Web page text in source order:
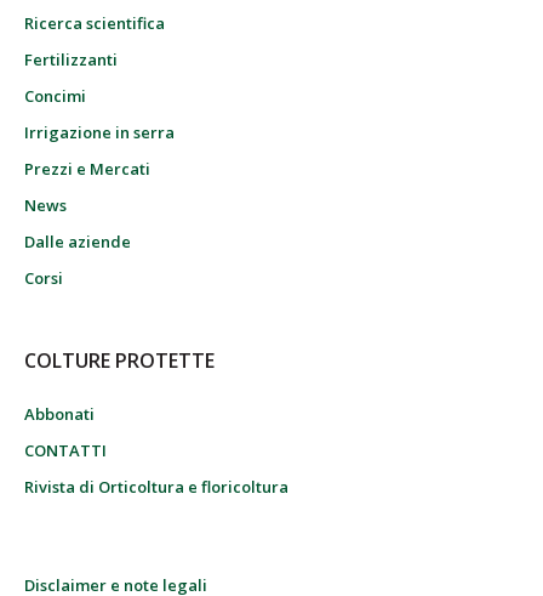
Ricerca scientifica
Fertilizzanti
Concimi
Irrigazione in serra
Prezzi e Mercati
News
Dalle aziende
Corsi
COLTURE PROTETTE
Abbonati
CONTATTI
Rivista di Orticoltura e floricoltura
Disclaimer e note legali